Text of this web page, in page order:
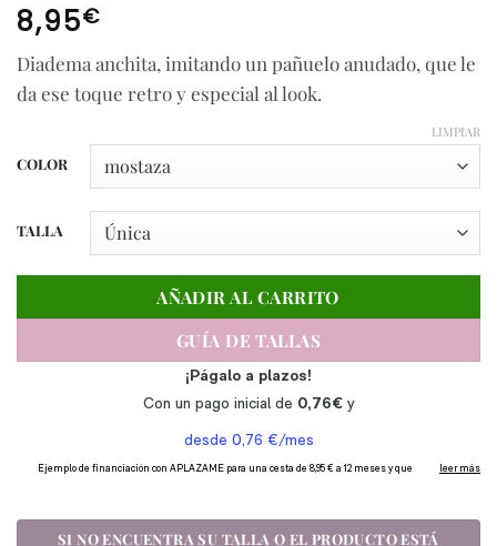
8,95€
Diadema anchita, imitando un pañuelo anudado, que le
da ese toque retro y especial al look.
COLOR
TALLA
LIMPIAR
AÑADIR AL CARRITO
GUÍA DE TALLAS